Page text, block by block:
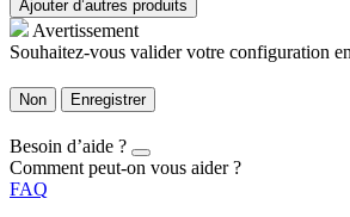
Ajouter d’autres produits
Avertissement
Souhaitez-vous valider votre configuration
Non Enregistrer
Besoin d’aide ?
Comment peut-on vous aider ?
FAQ